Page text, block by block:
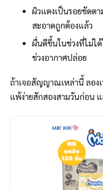
ผิวแดงเป็นรอยชัดต
สะอาดถูกต้องแล้ว
ผื่นดีขึ้นในช่วงที่ไม่ไ
ช่วงอากาศปล่อย
ถ้าเจอสัญญาณเหล่านี้ ลอง
แพ้ง่ายสักสองสามวันก่อน